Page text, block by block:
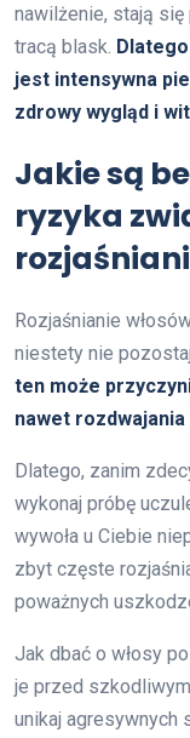
nawilżenie, stają
tracą blask.
jest intensywna
zdrowy wygląd i
Jakie są
ryzyka
Rozjaśnianie
niestety nie
ten może
nawet
Dlatego, zanim
wykonaj próbę
wywoła u Ciebie
zbyt częste
poważnych
Jak dbać o włosy
je przed
unikaj agresywnych